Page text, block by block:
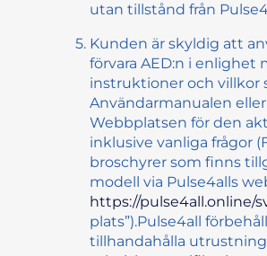
utan tillstånd från
Kunden är skyldig att
förvara AED:n i enlighet
instruktioner och villkor
Användarmanualen
Webbplatsen för den
inklusive vanliga frågor
broschyrer som finns
modell via Pulse4alls
https://pulse4all.online/
plats”).Pulse4all
tillhandahålla